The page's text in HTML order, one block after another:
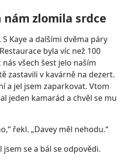
zlomila srdce
Kaye a dalšími dvěma páry
byla víc než 100
všech šest jelo naším
zastavili v kavárně na dezert.
a jel jsem zaparkovat. Vtom
jeden kamarád a chvěl se mu
řekl. „Davey měl nehodu.“
jsem se a bál se odpovědi.